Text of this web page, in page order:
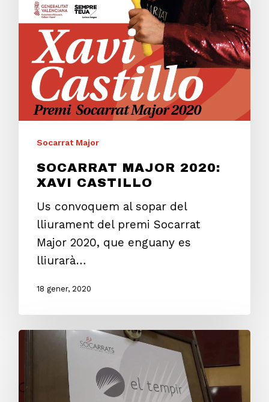
Socarrat Major
SOCARRAT MAJOR 2020:
XAVI CASTILLO
Us convoquem al sopar del
lliurament del premi Socarrat
Major 2020, que enguany es
lliurarà…
18 gener, 2020